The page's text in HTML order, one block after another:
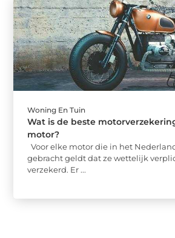
Woning En Tuin
Wat is de beste
motor?
Voor elke motor die in het
gebracht geldt dat ze wettelijk
verzekerd. Er ...